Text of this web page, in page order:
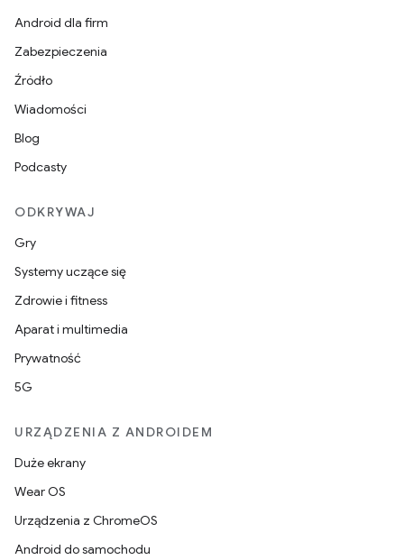
Android dla firm
Zabezpieczenia
Źródło
Wiadomości
Blog
Podcasty
ODKRYWAJ
Gry
Systemy uczące się
Zdrowie i fitness
Aparat i multimedia
Prywatność
5G
URZĄDZENIA Z ANDROIDEM
Duże ekrany
Wear OS
Urządzenia z ChromeOS
Android do samochodu